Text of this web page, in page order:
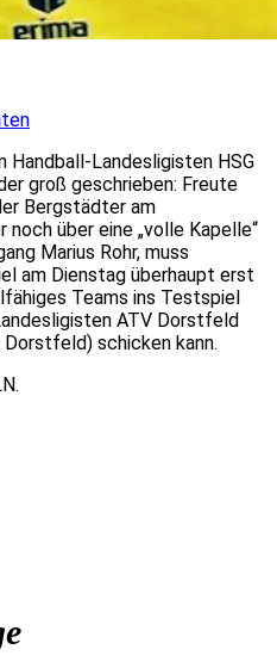
Handball-Landesligisten HSG
groß geschrieben: Freute
Bergstädter am
noch über eine „volle Kapelle“
Marius Rohr, muss
am Dienstag überhaupt erst
Teams ins Testspiel
ATV Dorstfeld
schicken kann.